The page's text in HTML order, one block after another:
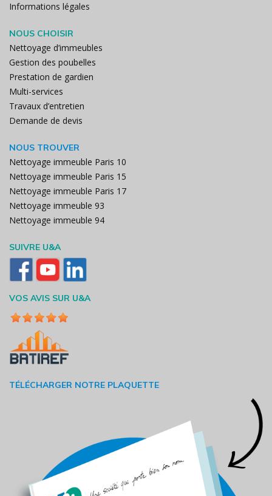
Informations légales
NOUS CHOISIR
Nettoyage d’immeubles
Gestion des poubelles
Prestation de gardien
Multi-services
Travaux d’entretien
Demande de devis
NOUS TROUVER
Nettoyage immeuble Paris 10
Nettoyage immeuble Paris 15
Nettoyage immeuble Paris 17
Nettoyage immeuble 93
Nettoyage immeuble 94
SUIVRE U&A
VOS AVIS SUR U&A
TÉLÉCHARGER NOTRE PLAQUETTE